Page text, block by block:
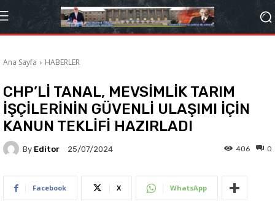
Ana Sayfa HABERLER
CHP’Lİ TANAL, MEVSİMLİK TARIM
İŞÇİLERİNİN GÜVENLİ ULAŞIMI İÇİN
KANUN TEKLİFİ HAZIRLADI
By Editor 25/07/2024 0
406
Facebook X WhatsApp